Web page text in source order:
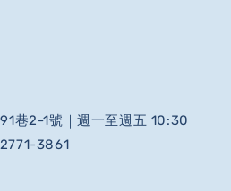
巷2-1號｜週一至週五 10:30
3861